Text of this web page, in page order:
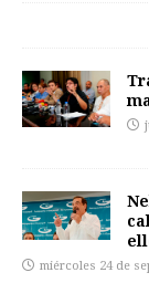
miércoles 24 de